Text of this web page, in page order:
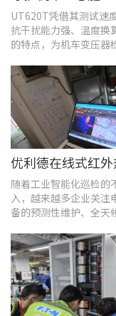
UT620T凭借其测试速度
抗干扰能力强、温度换
的特点，为机车变压器
随着工业智能化巡检的
入，越来越多企业关注
备的预测性维护、全天
查。